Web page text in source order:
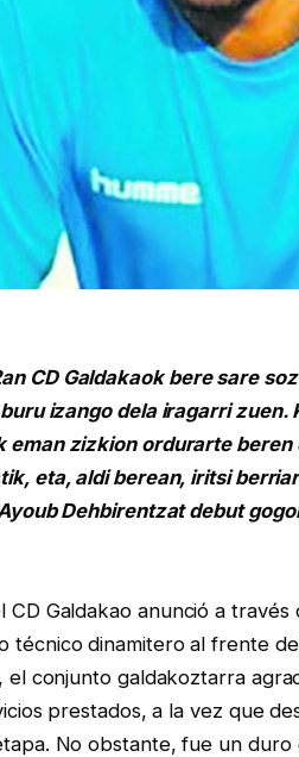
CD Galdakaok bere sare
izango dela iragarri zuen.
zizkion ordurarte
eta, aldi berean, iritsi
Dehbirentzat debut
Galdakao anunció a
técnico dinamitero al frente
el conjunto galdakoztarra
prestados, a la vez que
No obstante, fue un